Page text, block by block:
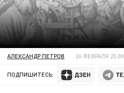
АЛЕКСАНДР ПЕТРОВ 26 ФЕВРАЛЯ 23:00
ПОДПИШИТЕСЬ: